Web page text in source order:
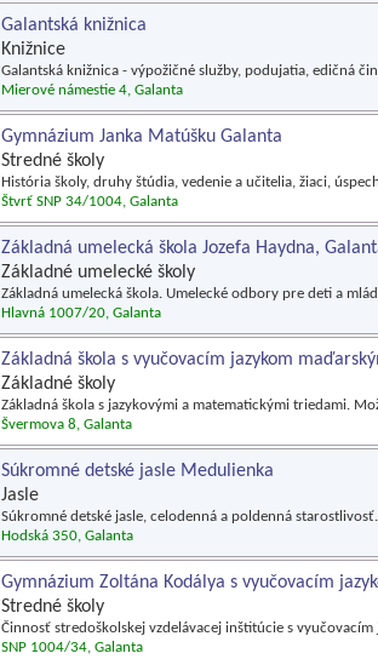
Galantská knižnica
Knižnice
Galantská knižnica - výpožičné služby, podujatia, edičná
Mierové námestie 4, Galanta
Gymnázium Janka Matúšku Galanta
Stredné školy
História školy, druhy štúdia, vedenie a učitelia, žiaci,
Štvrť SNP 34/1004, Galanta
Základná umelecká škola Jozefa Haydna,
Základné umelecké školy
Základná umelecká škola. Umelecké odbory pre deti a
Hlavná 1007/20, Galanta
Základná škola s vyučovacím jazykom
Základné školy
Základná škola s jazykovými a matematickými triedami.
Švermova 8, Galanta
Súkromné detské jasle Medulienka
Jasle
Súkromné detské jasle, celodenná a poldenná starostlivosť.
Hodská 350, Galanta
Gymnázium Zoltána Kodálya s vyučovacím
Stredné školy
Činnosť stredoškolskej vzdelávacej inštitúcie s vyučovacím
SNP 1004/34, Galanta